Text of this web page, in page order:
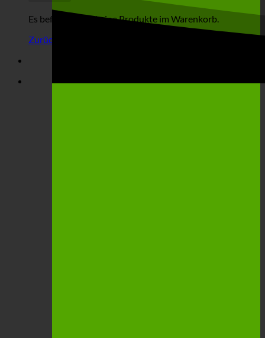
Es befinden sich keine Produkte im Warenkorb.
Zurück zum Shop